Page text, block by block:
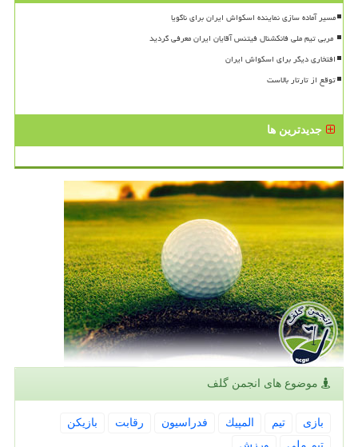
مسیر آماده سازی نماینده اسکواش ایران برای ناگویا
افتخاری دیگر برای اسکواش ایران
توقع از تارتار بالاست
جدیدترین ها
موضوع های انجمن گلف
بازی تیم المپیك فدراسیون رقابت
بازیكن